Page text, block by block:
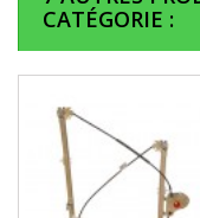
CATÉGORIE :